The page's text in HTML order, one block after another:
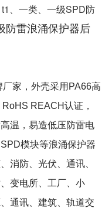
t1、一类、 一级SPD防
防雷浪涌保护器后
家，外壳采用PA66高
REACH认证，
温，易造低压防雷电
模块等浪涌保护器
消防、光伏、通讯、
变电所、工厂、小
通讯、建筑、轨道交